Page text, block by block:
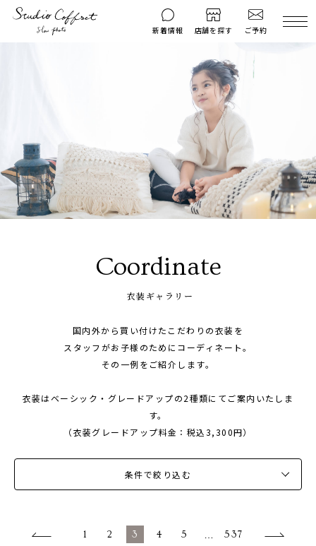
新着情報 店舗を探す ご予約
撮影後のお問い
合わせ
料金シミュレーション
衣装ギャラリー よくある質問
キャンペーン コフレマグ
お知らせ 資料請求
1/2成人式・十歳の祝い
十三祝い・十三参り
1歳誕生日
誕生日
100日祝い・お食い初め
ロケーション撮影・カメラマン
Coordinate
衣装ギャラリー
国内外から買い付けたこだわりの衣装を
スタッフがお子様のためにコーディネート。
その一例をご紹介します。
衣装はベーシック・グレードアップの2種類にてご案内いたしま
す。
（衣装グレードアップ料金：税込3,300円）
条件で絞り込む
1 2 3 4 5 537